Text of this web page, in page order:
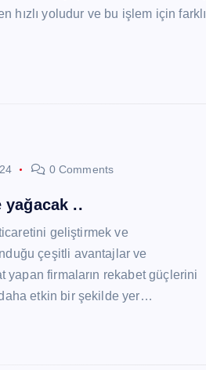
hızlı yoludur ve bu işlem için farklı
0 Comments
yağacak ..
geliştirmek ve
çeşitli avantajlar ve
yapan firmaların rekabet güçlerini
etkin bir şekilde yer…